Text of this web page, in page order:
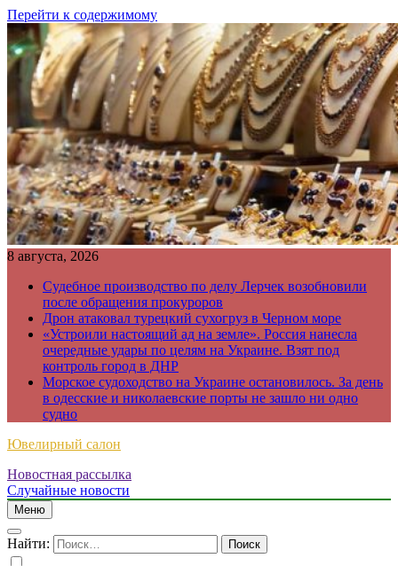
Перейти к содержимому
8 августа, 2026
Судебное производство по делу Лерчек возобновили
после обращения прокуроров
Дрон атаковал турецкий сухогруз в Черном море
«Устроили настоящий ад на земле». Россия нанесла
очередные удары по целям на Украине. Взят под
контроль город в ДНР
Морское судоходство на Украине остановилось. За день
в одесские и николаевские порты не зашло ни одно
судно
Ювелирный салон
Новостная рассылка
Случайные новости
Меню
Найти: